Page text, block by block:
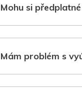
Mohu si
Mám problém s